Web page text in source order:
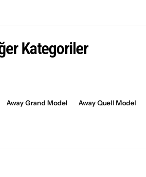
Kategoriler
Away Grand Model Away Quell Model